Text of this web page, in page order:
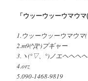
「ウッーウッーウマウ
1.ウッーウッーウマウマ
2.m9(^Д^)プギャー
3.ヽ(°▽、°)ノエヘヘヘヘ
4.orz
5.090-1468-9819